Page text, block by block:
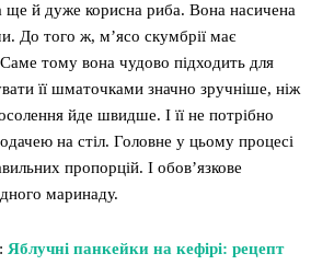
ще й дуже корисна риба. Вона насичена
До того ж, м’ясо скумбрії має
тому вона чудово підходить для
її шматочками значно зручніше, ніж
йде швидше. І її не потрібно
на стіл. Головне у цьому процесі
пропорцій. І обов’язкове
маринаду.
Яблучні панкейки на кефірі: рецепт